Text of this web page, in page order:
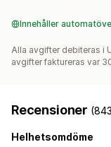
Innehåller
Alla avgifter debiteras i
avgifter faktureras var
Recensioner
Helhetsomdöme